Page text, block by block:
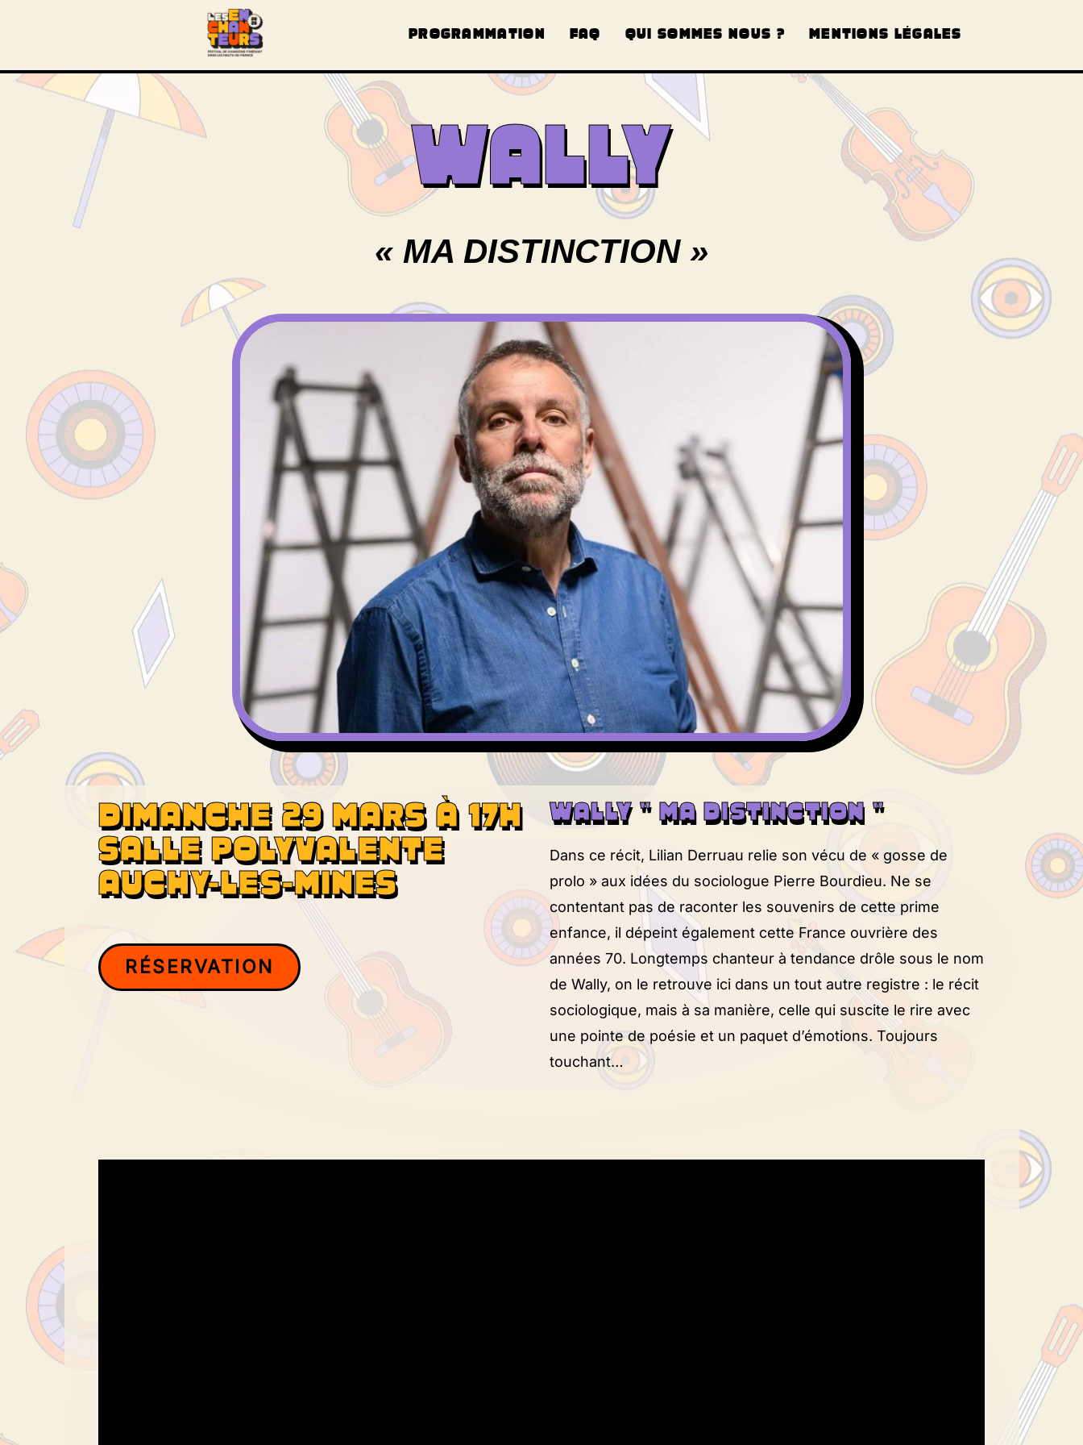
PROGRAMMATION FAQ QUI SOMMES NOUS ? MENTIONS LÉGALES
WALLY
« MA DISTINCTION »
DIMANCHE 29 MARS À 17H
SALLE POLYVALENTE
AUCHY-LES-MINES
RÉSERVATION
WALLY " MA DISTINCTION "
Dans ce récit, Lilian Derruau relie son vécu de « gosse de
prolo » aux idées du sociologue Pierre Bourdieu. Ne se
contentant pas de raconter les souvenirs de cette prime
enfance, il dépeint également cette France ouvrière des
années 70. Longtemps chanteur à tendance drôle sous le nom
de Wally, on le retrouve ici dans un tout autre registre : le récit
sociologique, mais à sa manière, celle qui suscite le rire avec
une pointe de poésie et un paquet d’émotions. Toujours
touchant…